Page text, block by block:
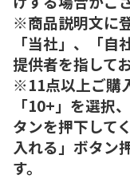
※商品説明文に
「当社」、「
提供者を指して
※11点以上ご購
「10+」を選択
タンを押下して
入れる」ボタン
す。